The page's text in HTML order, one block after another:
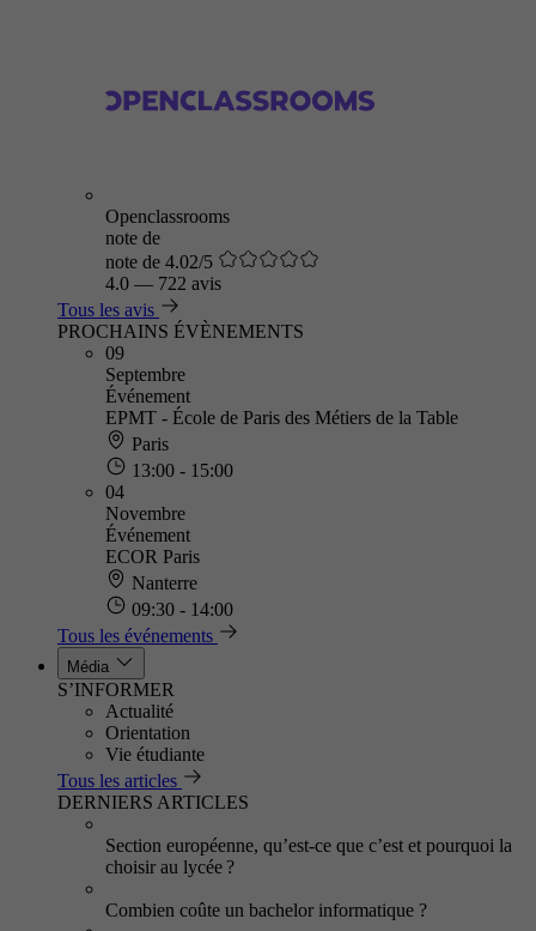
Openclassrooms
note de
note de 4.02/5
4.0 — 722 avis
Tous les avis
PROCHAINS ÉVÈNEMENTS
09
Septembre
Événement
EPMT - École de Paris des Métiers de la Table
Paris
13:00 - 15:00
04
Novembre
Événement
ECOR Paris
Nanterre
09:30 - 14:00
Tous les événements
Média
S’INFORMER
Actualité
Orientation
Vie étudiante
Tous les articles
DERNIERS ARTICLES
Section européenne, qu’est-ce que c’est et pourquoi la
choisir au lycée ?
Combien coûte un bachelor informatique ?